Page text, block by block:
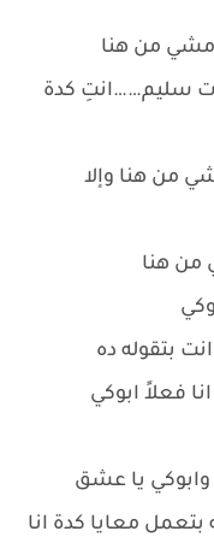
من هنا
سليم……انتِ كدة
من هنا وإلا
من هنا
بتقوله ده
فعلاً ابوكي
وابوكي يا عشق
معايا كدة انا